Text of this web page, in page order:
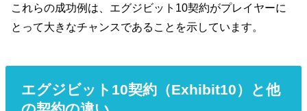
これらの成功例は、エグジビット10契約がプレイヤーに
とって大きなチャンスであることを示しています。
エグジビット10契約（Exhibit10）と他